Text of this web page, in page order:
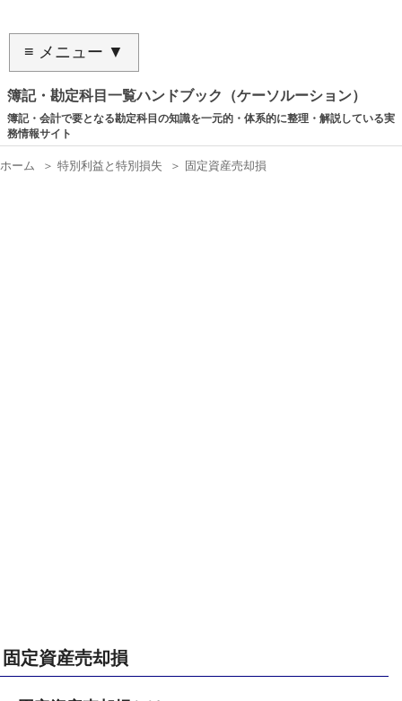
≡ メニュー ▼
簿記・勘定科目一覧ハンドブック（ケーソルーション）
簿記・会計で要となる勘定科目の知識を一元的・体系的に整理・解説している実
務情報サイト
ホーム ＞ 特別利益と特別損失 ＞ 固定資産売却損
固定資産売却損